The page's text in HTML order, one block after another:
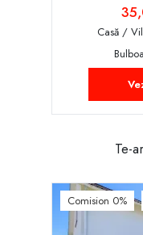
Casă /
Te-
Comision 0%